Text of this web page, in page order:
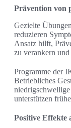
Prävention von
Gezielte
reduzieren
Ansatz hilft,
zu verankern
Programme der
Betriebliches
unterstützen
Positive Effekte